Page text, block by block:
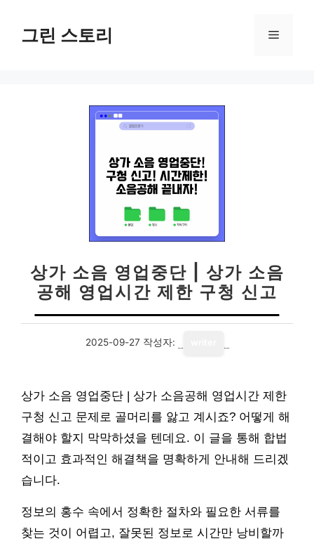
그린 스토리 메
상가 소음 영업중단 | 상가 소음
공해 영업시간 제한 구청 신고
2025-09-27 작성자:
상가 소음 영업중단 | 상가 소음공해 영업시간 제한
구청 신고 문제로 골머리를 앓고 계시죠? 어떻게 해
결해야 할지 막막하셨을 텐데요. 이 글을 통해 합법
적이고 효과적인 해결책을 명확하게 안내해 드리겠
습니다.
정보의 홍수 속에서 정확한 절차와 필요한 서류를
찾는 것이 어렵고, 잘못된 정보로 시간만 낭비할까